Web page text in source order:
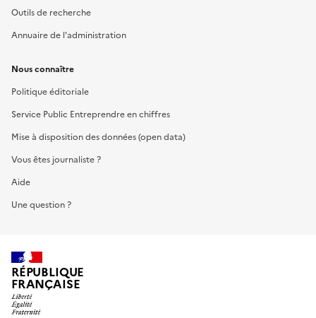
Outils de recherche
Annuaire de l'administration
Nous connaître
Politique éditoriale
Service Public Entreprendre en chiffres
Mise à disposition des données (open data)
Vous êtes journaliste ?
Aide
Une question ?
RÉPUBLIQUE
FRANÇAISE